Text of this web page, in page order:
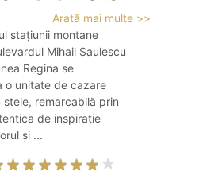
Arată mai multe >>
stațiunii montane
Mihail Saulescu
Regina se
o unitate de cazare
remarcabilă prin
de inspirație
și ...